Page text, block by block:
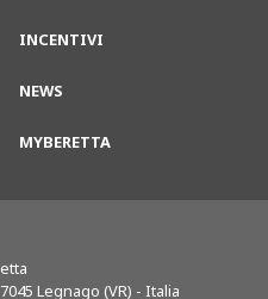
INCENTIVI
NEWS
MYBERETTA
Legnago (VR) - Italia